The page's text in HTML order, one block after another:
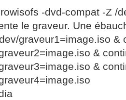
-dvd-compat -Z /
le graveur. Une
graveur1=image.iso &
&
&